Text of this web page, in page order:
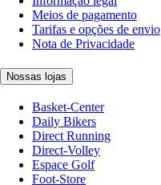
Meios de pagamento
Tarifas e opções de envio
Nota de Privacidade
Nossas lojas
Basket-Center
Daily Bikers
Direct Running
Direct-Volley
Espace Golf
Foot-Store